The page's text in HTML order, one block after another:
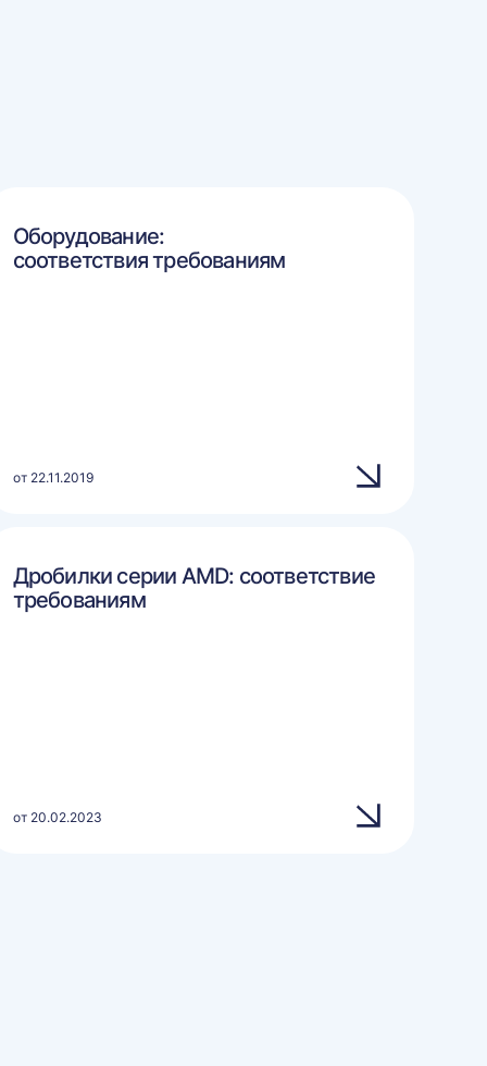
Оборудование:
соответствия требованиям
от 22.11.2019
Дробилки серии AMD: соответствие
требованиям
от 20.02.2023